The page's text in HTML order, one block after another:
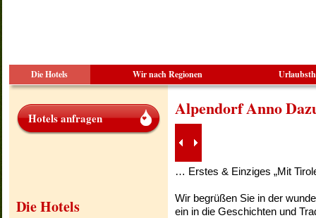
Die Hotels Wir nach Regionen
Hotels anfragen
Die Hotels
Alpendorf Anno
… Erstes & Einziges „Mit
Wir begrüßen Sie in der
ein in die Geschichten und